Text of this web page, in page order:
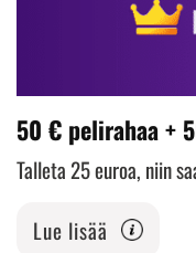
50 € pelirahaa +
Talleta 25 euroa, niin
Lue lisää